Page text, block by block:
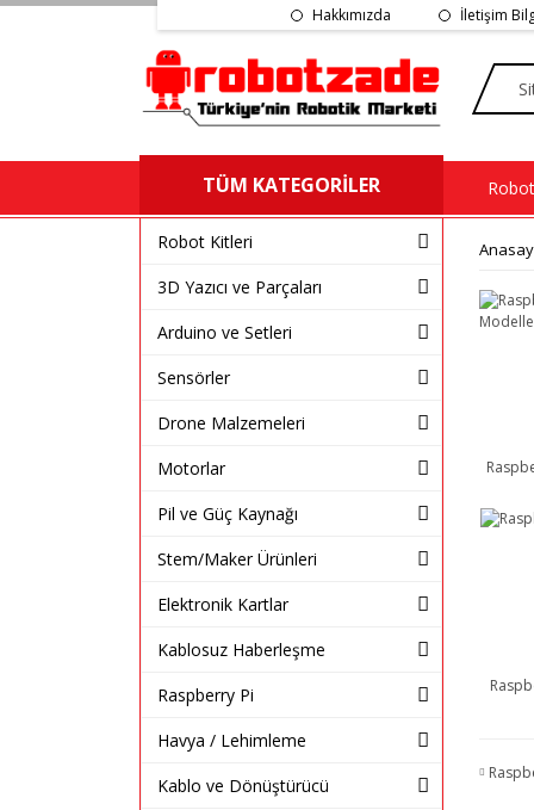
Hakkımızda İletişim
TÜM KATEGORİLER
Robot Kitleri
3D Yazıcı ve Parçaları
Arduino ve Setleri
Sensörler
Drone Malzemeleri
Motorlar
Pil ve Güç Kaynağı
Stem/Maker Ürünleri
Elektronik Kartlar
Kablosuz Haberleşme
Raspberry Pi
Havya / Lehimleme
Kablo ve Dönüştürücü